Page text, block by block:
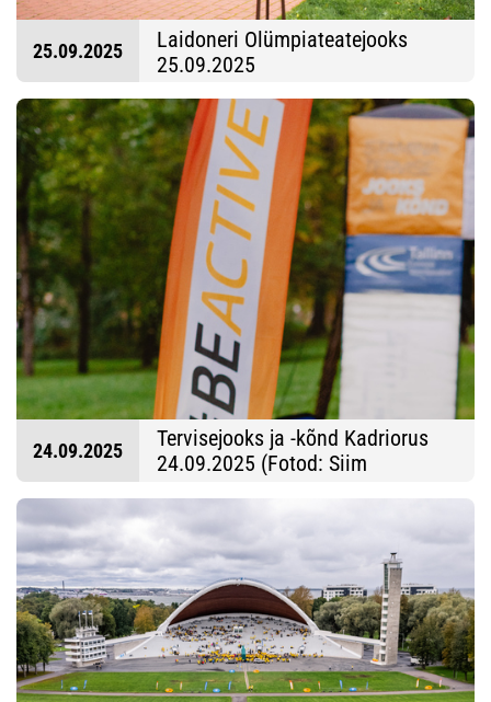
25.09.2025
Laidoneri Olümpiateatejooks
25.09.2025
24.09.2025
Tervisejooks ja -kõnd Kadriorus
24.09.2025 (Fotod: Siim